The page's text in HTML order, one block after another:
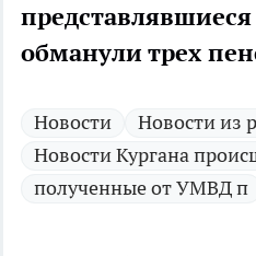
обманули трех
Новости
Новости из
Новости Кургана
полученные от УМВД п